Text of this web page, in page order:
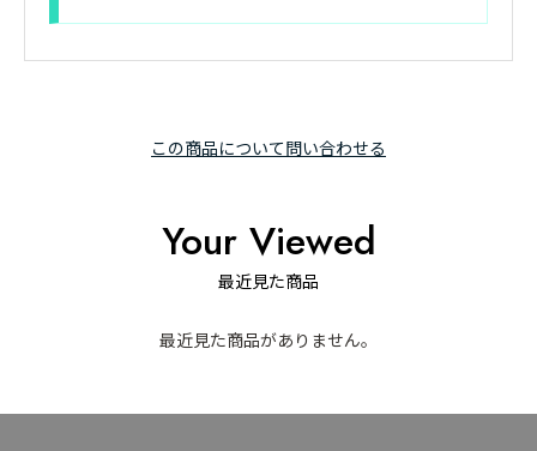
この商品について問い合わせる
Your Viewed
最近見た商品
最近見た商品がありません。